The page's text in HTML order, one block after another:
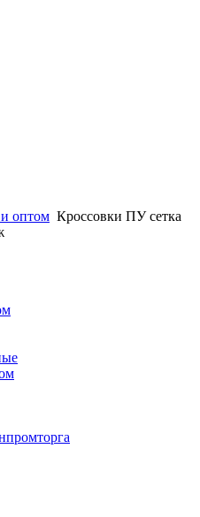
оптом Кроссовки ПУ сетка